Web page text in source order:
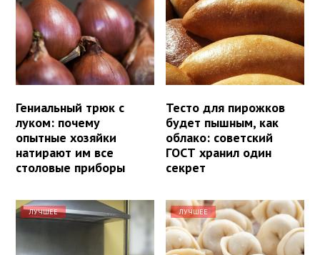
Гениальный трюк с
луком: почему
опытные хозяйки
натирают им все
столовые приборы
Тесто для пирожков
будет пышным, как
облако: советский
ГОСТ хранил один
секрет
ЛУЧШЕЕ ЛУЧШЕЕ